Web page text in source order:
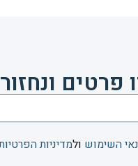
פרטים
השימוש ולמדיניות